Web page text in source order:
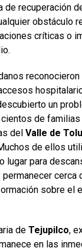
de recuperación
obstáculo
críticas o
un
cientos de
del Valle de
de ellos
lugar para
cerca
sobre el
de Tejupilco,
en las